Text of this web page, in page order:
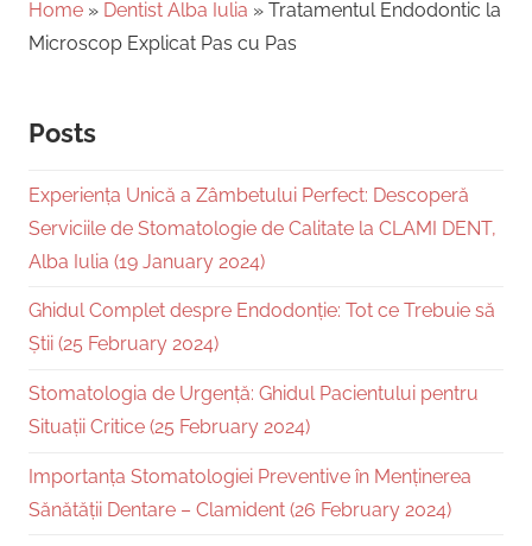
Home » Dentist Alba Iulia » Tratamentul Endodontic la
Microscop Explicat Pas cu Pas
Posts
Experiența Unică a Zâmbetului Perfect: Descoperă
Serviciile de Stomatologie de Calitate la CLAMI DENT,
Alba Iulia (19 January 2024)
Ghidul Complet despre Endodonție: Tot ce Trebuie să
Știi (25 February 2024)
Stomatologia de Urgență: Ghidul Pacientului pentru
Situații Critice (25 February 2024)
Importanța Stomatologiei Preventive în Menținerea
Sănătății Dentare – Clamident (26 February 2024)